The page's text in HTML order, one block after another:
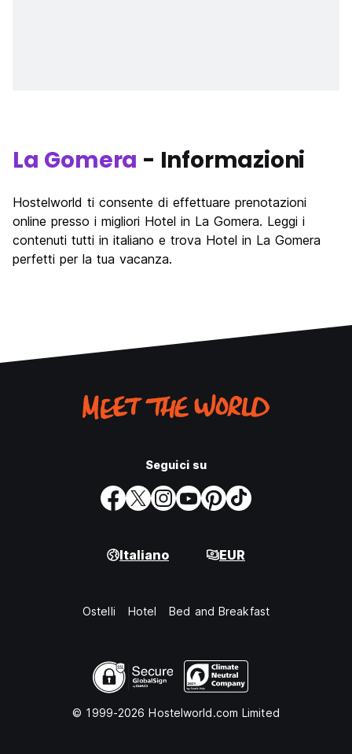
La Gomera - Informazioni
Hostelworld ti consente di effettuare prenotazioni
online presso i migliori Hotel in La Gomera. Leggi i
contenuti tutti in italiano e trova Hotel in La Gomera
perfetti per la tua vacanza.
Seguici su
Italiano EUR
Ostelli Hotel Bed and Breakfast
© 1999-2026 Hostelworld.com Limited